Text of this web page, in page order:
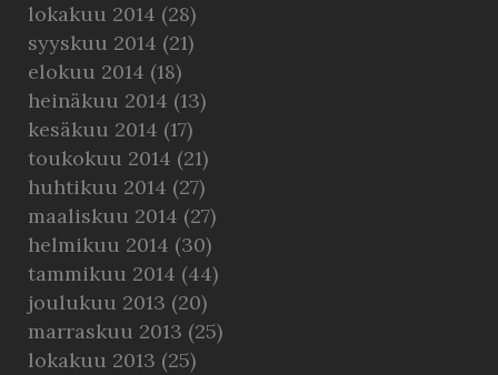
lokakuu 2014 (28)
syyskuu 2014 (21)
elokuu 2014 (18)
heinäkuu 2014 (13)
kesäkuu 2014 (17)
toukokuu 2014 (21)
huhtikuu 2014 (27)
maaliskuu 2014 (27)
helmikuu 2014 (30)
tammikuu 2014 (44)
joulukuu 2013 (20)
marraskuu 2013 (25)
lokakuu 2013 (25)